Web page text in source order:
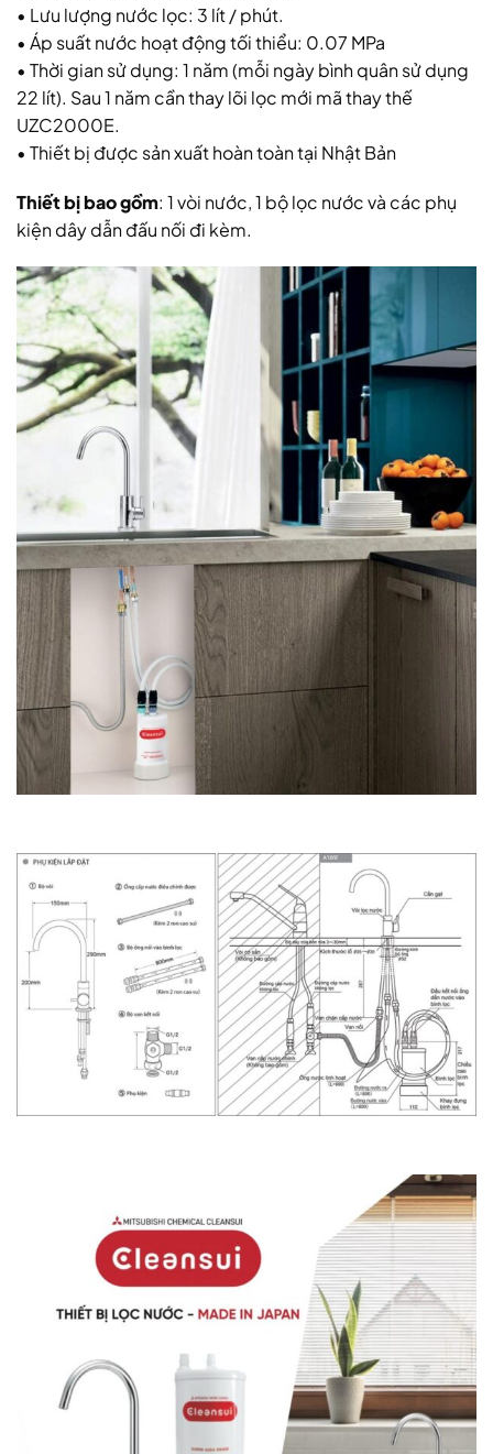
• Lưu lượng nước lọc: 3 lít / phút.
• Áp suất nước hoạt động tối thiểu: 0.07 MPa
• Thời gian sử dụng: 1 năm (mỗi ngày bình quân sử dụng
22 lít). Sau 1 năm cần thay lõi lọc mới mã thay thế
UZC2000E.
• Thiết bị được sản xuất hoàn toàn tại Nhật Bản
Thiết bị bao gồm: 1 vòi nước, 1 bộ lọc nước và các phụ
kiện dây dẫn đấu nối đi kèm.